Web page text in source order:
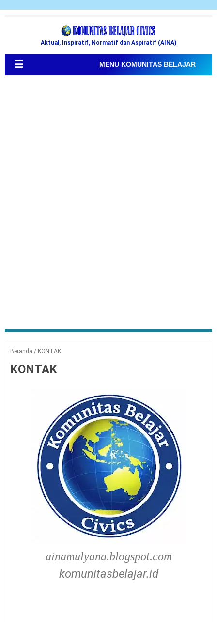
Aktual, Inspiratif, Normatif dan Aspiratif (AINA)
☰ MENU KOMUNITAS BELAJAR
Beranda / KONTAK
KONTAK
ainamulyana.blogspot.com
komunitasbelajar.id